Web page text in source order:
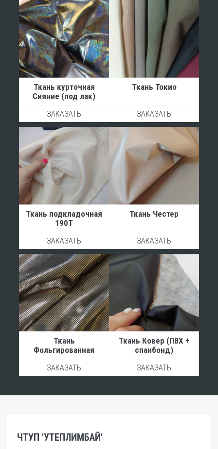
Шуруп-угол
Эспандер
Ткань курточная
Сияние (под лак)
ЗАКАЗАТЬ
Ткань Токио
ЗАКАЗАТЬ
Ткань подкладочная
190Т
ЗАКАЗАТЬ
Ткань Честер
ЗАКАЗАТЬ
Ткань
Фольгированная
ЗАКАЗАТЬ
Ткань Ковер (ПВХ +
спанбонд)
ЗАКАЗАТЬ
ЧТУП 'УТЕПЛИМБАЙ'